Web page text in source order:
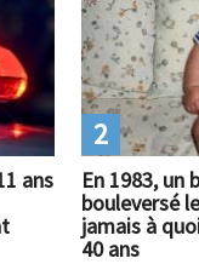
ans
En 1983, un
bouleversé
jamais à
40 ans
2